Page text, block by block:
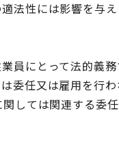
法性には影響を与え
にとって法的
任又は雇用を行わ
しては関連する委